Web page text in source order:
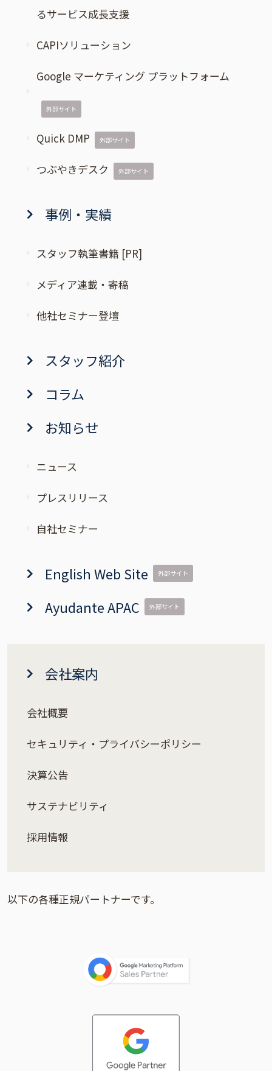
るサービス成長支援
CAPIソリューション
Google マーケティング プラットフォーム
外部サイト
Quick DMP 外部サイト
つぶやきデスク 外部サイト
事例・実績
スタッフ執筆書籍 [PR]
メディア連載・寄稿
他社セミナー登壇
スタッフ紹介
コラム
お知らせ
ニュース
プレスリリース
自社セミナー
English Web Site 外部サイト
Ayudante APAC 外部サイト
会社案内
会社概要
セキュリティ・プライバシーポリシー
決算公告
サステナビリティ
採用情報
以下の各種正規パートナーです。